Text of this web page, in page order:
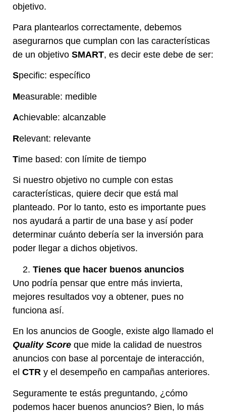
objetivo.
Para plantearlos correctamente, debemos
asegurarnos que cumplan con las características
de un objetivo SMART, es decir este debe de ser:
Specific: específico
Measurable: medible
Achievable: alcanzable
Relevant: relevante
Time based: con límite de tiempo
Si nuestro objetivo no cumple con estas
características, quiere decir que está mal
planteado. Por lo tanto, esto es importante pues
nos ayudará a partir de una base y así poder
determinar cuánto debería ser la inversión para
poder llegar a dichos objetivos.
Tienes que hacer buenos anuncios
Uno podría pensar que entre más invierta,
mejores resultados voy a obtener, pues no
funciona así.
En los anuncios de Google, existe algo llamado el
Quality Score que mide la calidad de nuestros
anuncios con base al porcentaje de interacción,
el CTR y el desempeño en campañas anteriores.
Seguramente te estás preguntando, ¿cómo
podemos hacer buenos anuncios? Bien, lo más